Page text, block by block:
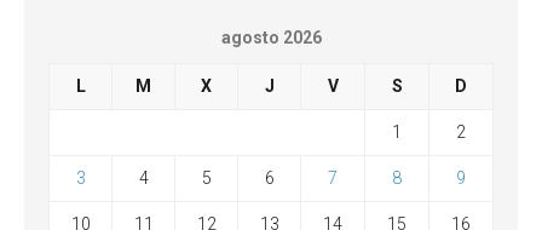
agosto 2026
L M X J V S D
1 2
3 4 5 6 7 8 9
10 11 12 13 14 15 16